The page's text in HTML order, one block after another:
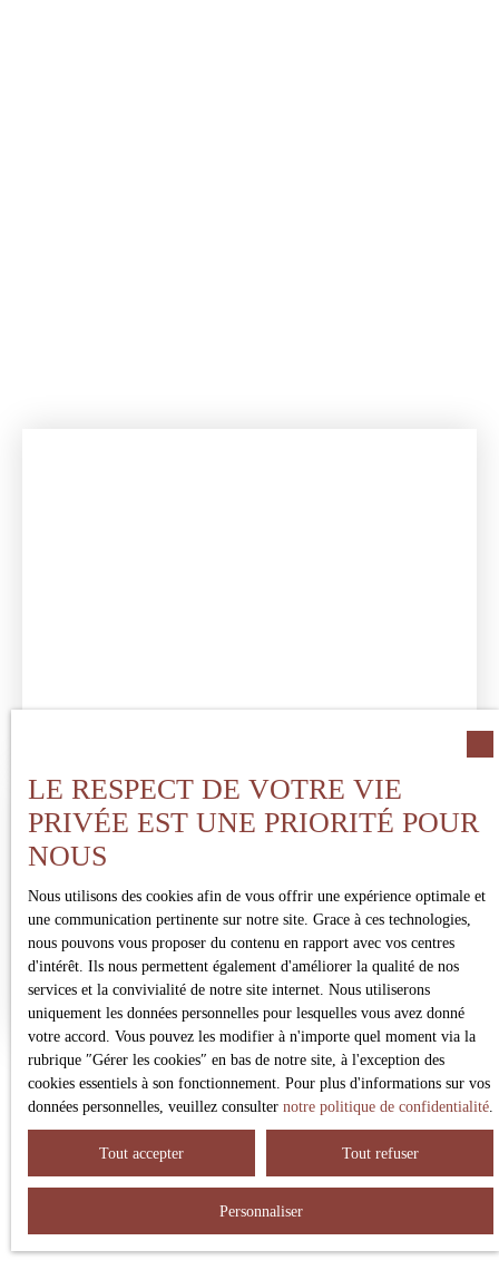
Estimez votre bien
avec SINECERA IMMOBILIER
Adresse de votre bien
Estimer mon bien
LE RESPECT DE VOTRE VIE
PRIVÉE EST UNE PRIORITÉ POUR
NOUS
Nous utilisons des cookies afin de vous offrir une expérience optimale et
une communication pertinente sur notre site. Grace à ces technologies,
nous pouvons vous proposer du contenu en rapport avec vos centres
d'intérêt. Ils nous permettent également d'améliorer la qualité de nos
services et la convivialité de notre site internet. Nous utiliserons
uniquement les données personnelles pour lesquelles vous avez donné
votre accord. Vous pouvez les modifier à n'importe quel moment via la
rubrique ″Gérer les cookies″ en bas de notre site, à l'exception des
cookies essentiels à son fonctionnement. Pour plus d'informations sur vos
données personnelles, veuillez consulter notre politique de confidentialité.
Tout accepter Tout refuser
Personnaliser